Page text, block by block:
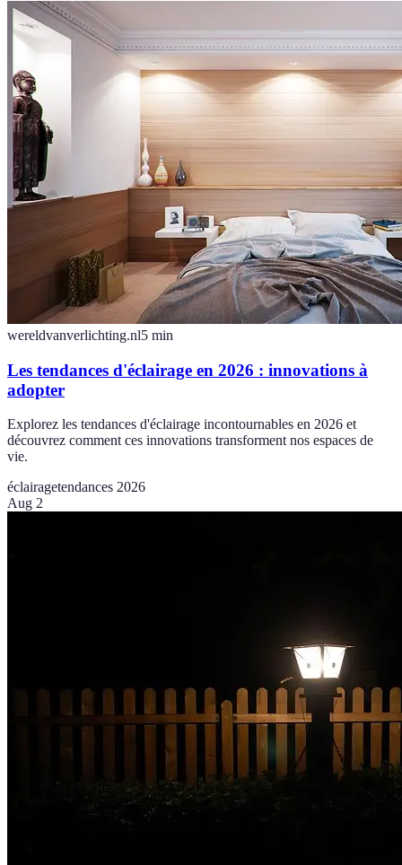
wereldvanverlichting.nl5 min
Les tendances d'éclairage en 2026 : innovations à
adopter
Explorez les tendances d'éclairage incontournables en 2026 et
découvrez comment ces innovations transforment nos espaces de
vie.
éclairagetendances 2026
Aug 2